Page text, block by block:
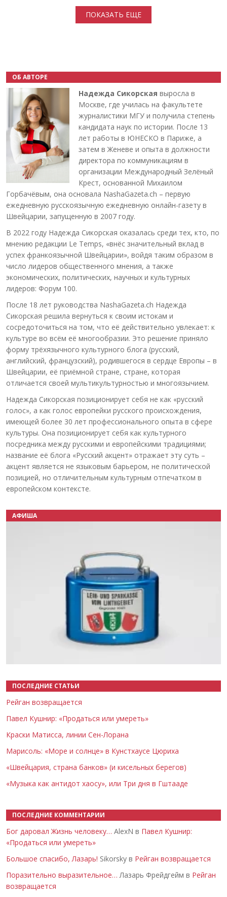
ПОКАЗАТЬ ЕЩЕ
ОБ АВТОРЕ
Надежда Сикорская выросла в
Москве, где училась на факультете
журналистики МГУ и получила степень
кандидата наук по истории. После 13
лет работы в ЮНЕСКО в Париже, а
затем в Женеве и опыта в должности
директора по коммуникациям в
организации Международный Зелёный
Крест, основанной Михаилом
Горбачёвым, она основала NashaGazeta.ch – первую
ежедневную русскоязычную ежедневную онлайн-газету в
Швейцарии, запущенную в 2007 году.
В 2022 году Надежда Сикорская оказалась среди тех, кто, по
мнению редакции Le Temps, «внёс значительный вклад в
успех франкоязычной Швейцарии», войдя таким образом в
число лидеров общественного мнения, а также
экономических, политических, научных и культурных
лидеров: Форум 100.
После 18 лет руководства NashaGazeta.ch Надежда
Сикорская решила вернуться к своим истокам и
сосредоточиться на том, что её действительно увлекает: к
культуре во всём её многообразии. Это решение приняло
форму трёхязычного культурного блога (русский,
английский, французский), родившегося в сердце Европы – в
Швейцарии, её приёмной стране, стране, которая
отличается своей мультикультурностью и многоязычием.
Надежда Сикорская позиционирует себя не как «русский
голос», а как голос европейки русского происхождения,
имеющей более 30 лет профессионального опыта в сфере
культуры. Она позиционирует себя как культурного
посредника между русскими и европейскими традициями;
название её блога «Русский акцент» отражает эту суть –
акцент является не языковым барьером, не политической
позицией, но отличительным культурным отпечатком в
европейском контексте.
АФИША
ПОСЛЕДНИЕ СТАТЬИ
Рейган возвращается
Павел Кушнир: «Продаться или умереть»
Краски Матисса, линии Сен-Лорана
Марисоль: «Море и солнце» в Кунстхаусе Цюриха
«Швейцария, страна банков» (и кисельных берегов)
«Музыка как антидот хаосу», или Три дня в Гштааде
ПОСЛЕДНИЕ КОММЕНТАРИИ
Бог даровал Жизнь человеку… AlexN в Павел Кушнир:
«Продаться или умереть»
Большое спасибо, Лазарь! Sikorsky в Рейган возвращается
Поразительно выразительное… Лазарь Фрейдгейм в Рейган
возвращается